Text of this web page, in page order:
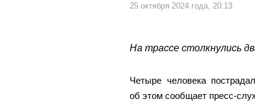
25 октября 2024 года, 20:13
На трассе столкнулись
Четыре человека
об этом сообщает пресс-